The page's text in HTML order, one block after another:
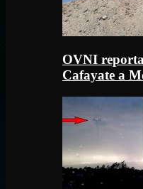
OVNI
Cafayate a